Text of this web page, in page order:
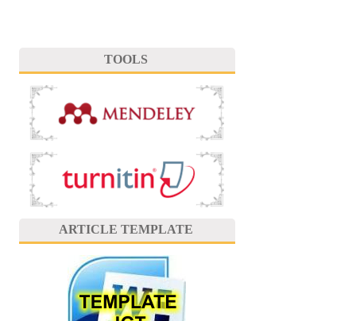
TOOLS
ARTICLE TEMPLATE